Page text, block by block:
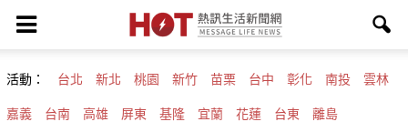
活動： 台北 新北 桃園 新竹 苗栗 台中 彰化 南投 雲林
嘉義 台南 高雄 屏東 基隆 宜蘭 花蓮 台東 離島